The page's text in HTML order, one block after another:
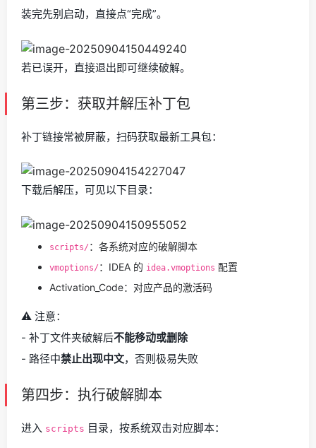
装完先别启动，直接点“完成”。
若已误开，直接退出即可继续破解。
第三步：获取并解压补丁包
补丁链接常被屏蔽，扫码获取最新工具包：
下载后解压，可见以下目录：
scripts/ ：各系统对应的破解脚本
vmoptions/ ：IDEA 的 idea.vmoptions 配置
Activation_Code：对应产品的激活码
⚠️ 注意：
- 补丁文件夹破解后不能移动或删除
- 路径中禁止出现中文，否则极易失败
第四步：执行破解脚本
进入 scripts 目录，按系统双击对应脚本：